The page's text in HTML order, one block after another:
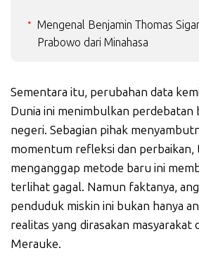
Mengenal Benjamin Thomas
Prabowo dari Minahasa
Sementara itu, perubahan data
Dunia ini menimbulkan perdebatan
negeri. Sebagian pihak
momentum refleksi dan perbaikan,
menganggap metode baru ini
terlihat gagal. Namun faktanya,
penduduk miskin ini bukan hanya
realitas yang dirasakan masyarakat
Merauke.